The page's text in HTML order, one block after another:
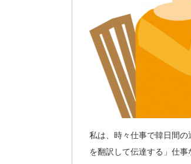
私は、時々仕事で韓日間
を翻訳して伝達する」仕事